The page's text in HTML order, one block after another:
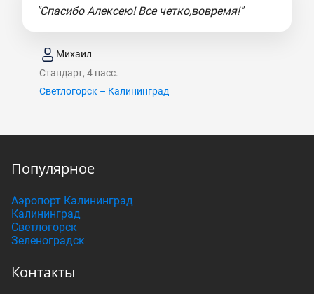
"Спасибо Алексею! Все четко,вовремя!"
Михаил
Стандарт, 4 пасс.
Светлогорск – Калининград
Популярное
Аэропорт Калининград
Калининград
Светлогорск
Зеленоградск
Контакты